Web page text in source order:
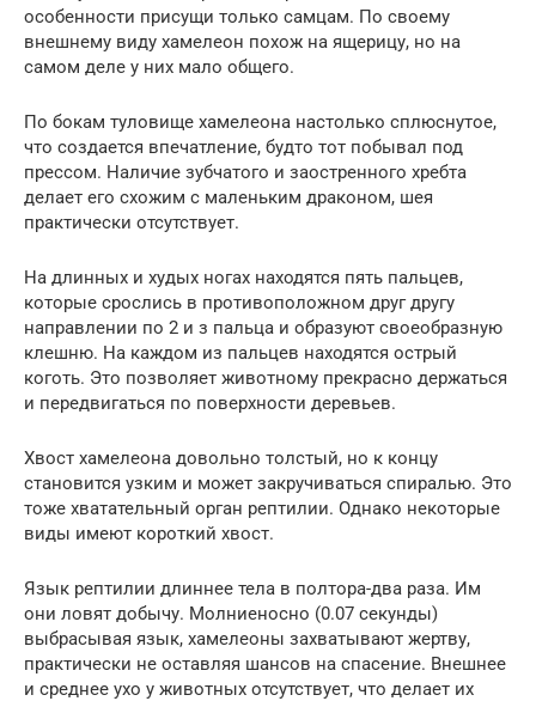
особенности присущи только самцам. По своему
внешнему виду хамелеон похож на ящерицу, но на
самом деле у них мало общего.
По бокам туловище хамелеона настолько сплюснутое,
что создается впечатление, будто тот побывал под
прессом. Наличие зубчатого и заостренного хребта
делает его схожим с маленьким драконом, шея
практически отсутствует.
На длинных и худых ногах находятся пять пальцев,
которые срослись в противоположном друг другу
направлении по 2 и з пальца и образуют своеобразную
клешню. На каждом из пальцев находятся острый
коготь. Это позволяет животному прекрасно держаться
и передвигаться по поверхности деревьев.
Хвост хамелеона довольно толстый, но к концу
становится узким и может закручиваться спиралью. Это
тоже хватательный орган рептилии. Однако некоторые
виды имеют короткий хвост.
Язык рептилии длиннее тела в полтора-два раза. Им
они ловят добычу. Молниеносно (0.07 секунды)
выбрасывая язык, хамелеоны захватывают жертву,
практически не оставляя шансов на спасение. Внешнее
и среднее ухо у животных отсутствует, что делает их